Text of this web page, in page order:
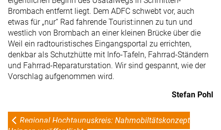
Brombach entfernt liegt. Dem ADFC schwebt vor, auch
etwas für „nur“ Rad fahrende Tourist:innen zu tun und
westlich von Brombach an einer kleinen Brücke über die
Weil ein radtouristisches Eingangsportal zu errichten,
denkbar als Schutzhütte mit Info-Tafeln, Fahrrad-Ständern
und Fahrrad-Reparaturstation. Wir sind gespannt, wie der
Vorschlag aufgenommen wird.
Stefan Pohl
Regional Hochtaunuskreis: Nahmobiltätskonzept